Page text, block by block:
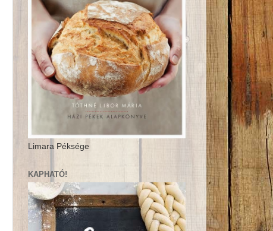
Limara Péksége
KAPHATÓ!